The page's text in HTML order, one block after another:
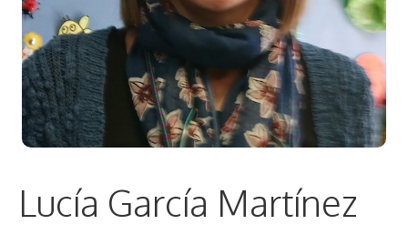
Lucía García Martínez